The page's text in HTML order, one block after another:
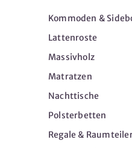
Kommoden &
Lattenroste
Massivholz
Matratzen
Nachttische
Polsterbetten
Regale &